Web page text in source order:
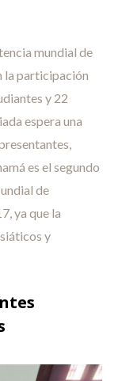
mundial de
la participación
y 22
espera una
es el segundo
de
ya que la
y